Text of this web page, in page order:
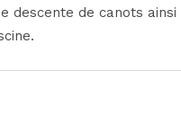
descente de canots ainsi